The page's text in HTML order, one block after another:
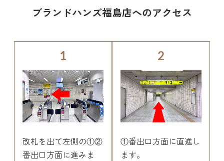
ブランドハンズ福島店へのアクセス
1
改札を出て左側の①②
番出口方面に進みま
2
①番出口方面に直進し
ます。